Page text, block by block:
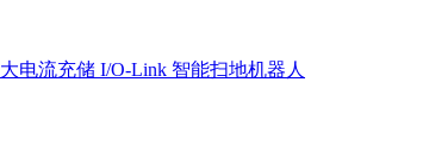
大电流充储 I/O-Link 智能扫地机器人